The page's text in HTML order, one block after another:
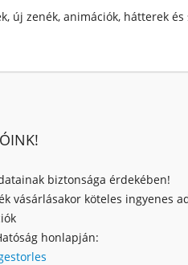
új zenék, animációk, hátterek
biztonsága érdekében!
vásárlásakor köteles ingyenes
honlapján: